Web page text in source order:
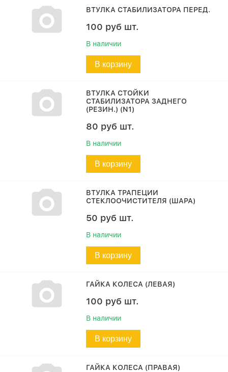
ВТУЛКА СТАБИЛИЗАТОРА ПЕРЕД.
100 руб шт.
В наличии
В корзину
ВТУЛКА СТОЙКИ
СТАБИЛИЗАТОРА ЗАДНЕГО
(РЕЗИН.) (N1)
80 руб шт.
В наличии
В корзину
ВТУЛКА ТРАПЕЦИИ
СТЕКЛООЧИСТИТЕЛЯ (ШАРА)
50 руб шт.
В наличии
В корзину
ГАЙКА КОЛЕСА (ЛЕВАЯ)
100 руб шт.
В наличии
В корзину
ГАЙКА КОЛЕСА (ПРАВАЯ)